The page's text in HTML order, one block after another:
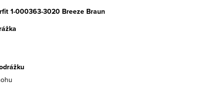
1-000363-3020 Breeze Braun